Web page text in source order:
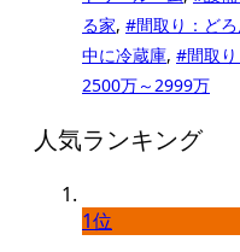
る家, #間取り：ど
中に冷蔵庫, #間取
2500万～2999万
人気ランキング
1位